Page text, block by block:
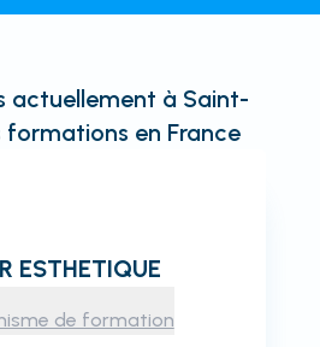
actuellement à Saint-
formations en France
ESTHETIQUE
de formation